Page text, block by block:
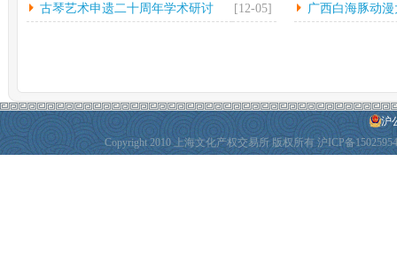
古琴艺术申遗二十周年学术研讨
[12-05]
广西白海豚动
沪
Copyright 2010 上海文化产权交易所 版权所有沪ICP备